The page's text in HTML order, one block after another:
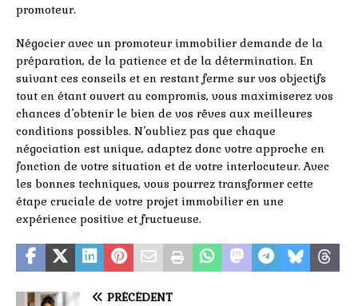
promoteur.
Négocier avec un promoteur immobilier demande de la
préparation, de la patience et de la détermination. En
suivant ces conseils et en restant ferme sur vos objectifs
tout en étant ouvert au compromis, vous maximiserez vos
chances d’obtenir le bien de vos rêves aux meilleures
conditions possibles. N’oubliez pas que chaque
négociation est unique, adaptez donc votre approche en
fonction de votre situation et de votre interlocuteur. Avec
les bonnes techniques, vous pourrez transformer cette
étape cruciale de votre projet immobilier en une
expérience positive et fructueuse.
PRÉCÉDENT